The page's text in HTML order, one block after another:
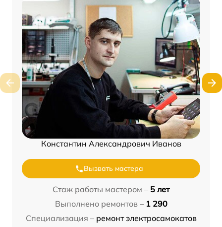
Константин Александрович Иванов
Вызвать мастера
Стаж работы мастером – 5 лет
Выполнено ремонтов – 1 290
Специализация – ремонт электросамокатов